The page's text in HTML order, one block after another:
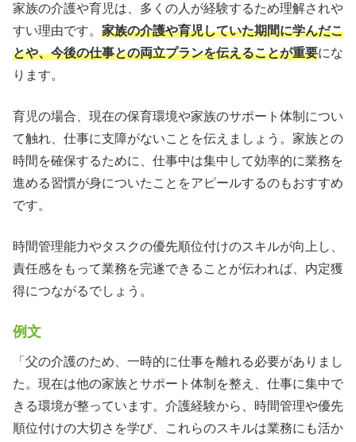
家族の介護や育児は、多くの人が経験するため理解されや
すい理由です。 家族の介護や育児していた期間に学んだこ
とや、今後の仕事との両立プランを伝えることが重要にな
ります。
育児の場合、現在の保育環境や家族のサポート体制につい
て触れ、仕事に支障がないことを伝えましょう。家族との
時間を確保するために、仕事中は集中して効率的に業務を
進める習慣が身についたことをアピールするのもおすすめ
です。
時間管理能力やタスクの優先順位付けのスキルが向上し、
責任感をもって業務を完遂できることが伝われば、内定獲
得につながるでしょう。
例文
「父の介護のため、一時的に仕事を離れる必要がありまし
た。現在は他の家族とサポート体制を整え、仕事に集中で
きる環境が整っています。介護経験から、時間管理や優先
順位付けの大切さを学び、これらのスキルは業務にも活か